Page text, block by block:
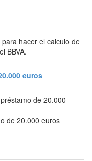
para hacer el calculo de
BBVA.
euros
de 20.000
de 20.000 euros